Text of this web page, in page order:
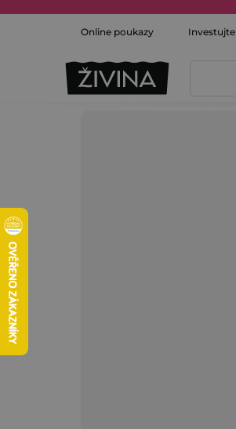
Online poukazy Investujte